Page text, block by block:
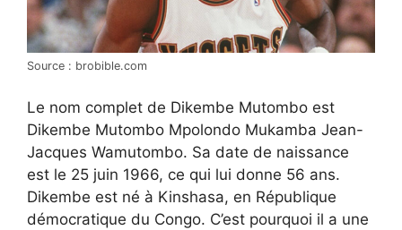
Source : brobible.com
Le nom complet de Dikembe Mutombo est
Dikembe Mutombo Mpolondo Mukamba Jean-
Jacques Wamutombo. Sa date de naissance
est le 25 juin 1966, ce qui lui donne 56 ans.
Dikembe est né à Kinshasa, en République
démocratique du Congo. C’est pourquoi il a une